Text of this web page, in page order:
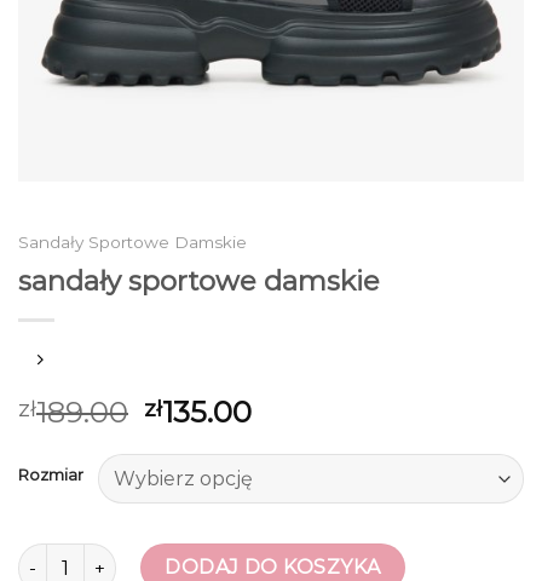
Sandały Sportowe Damskie
sandały sportowe damskie
zł189.00 zł135.00
Rozmiar
ilość sandały sportowe damskie
DODAJ DO KOSZYKA